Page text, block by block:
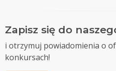
Zapisz się do
i otrzymuj powiadomienia o
konkursach!